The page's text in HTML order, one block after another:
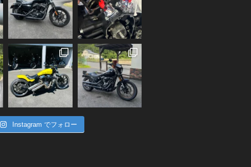
Instagram でフォロー